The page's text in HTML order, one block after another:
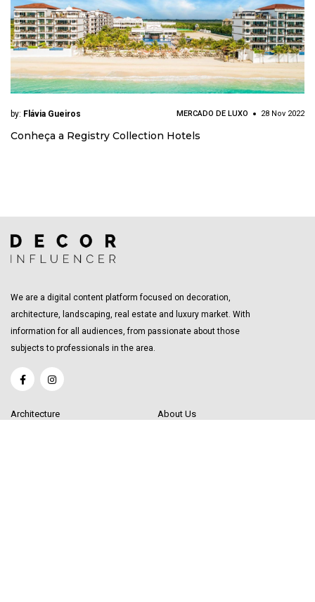
by: Flávia Gueiros MERCADO DE LUXO 28 Nov 2022
Conheça a Registry Collection Hotels
We are a digital content platform focused on decoration,
architecture, landscaping, real estate and luxury market. With
information for all audiences, from passionate about those
subjects to professionals in the area.
Architecture About Us